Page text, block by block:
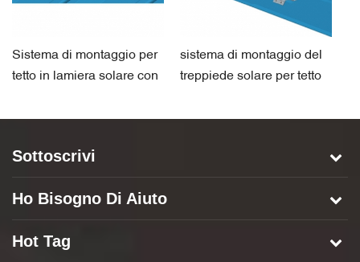
Sistema di montaggio per
tetto in lamiera solare con
sistema di montaggio del
treppiede solare per tetto
Sottoscrivi
Ho Bisogno Di Aiuto
Hot Tag